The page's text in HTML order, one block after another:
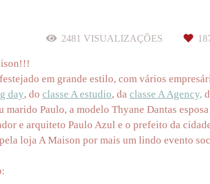
2481 VISUALIZAÇÕES
em grande estilo, com vários
day, do classe A estudio, da classe A Agency,
marido Paulo, a modelo Thyane Dantas
e arquiteto Paulo Azul e o prefeito da
loja A Maison por mais um lindo evento